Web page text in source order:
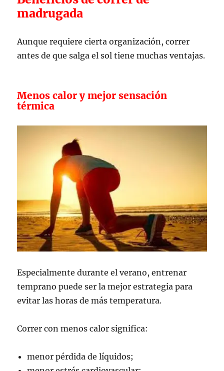
madrugada
Aunque requiere cierta organización, correr
antes de que salga el sol tiene muchas ventajas.
Menos calor y mejor sensación
térmica
Especialmente durante el verano, entrenar
temprano puede ser la mejor estrategia para
evitar las horas de más temperatura.
Correr con menos calor significa:
menor pérdida de líquidos;